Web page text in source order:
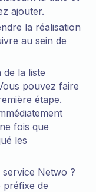
ajouter.
la réalisation
au sein de
de la liste
pouvez faire
étape.
fois que
les
Netwo ?
de